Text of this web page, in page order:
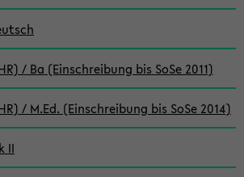
/ Ba (Einschreibung bis SoSe 2011)
/ M.Ed. (Einschreibung bis SoSe 2014)
II